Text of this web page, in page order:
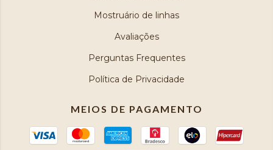
Mostruário de linhas
Avaliações
Perguntas Frequentes
Política de Privacidade
MEIOS DE PAGAMENTO